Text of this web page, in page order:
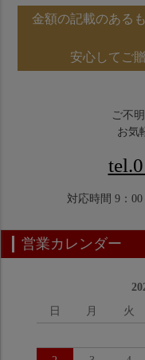
金額の記載のある
安心してご
ご不
お気
対応時間 9：
営業カレンダー
日 月 火